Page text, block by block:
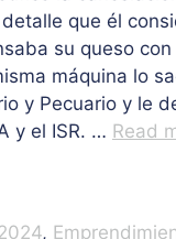
que él
su queso con
máquina lo
y Pecuario y le
y el ISR. … Read
,